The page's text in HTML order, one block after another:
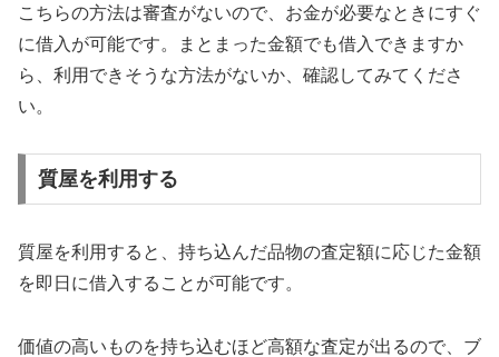
こちらの方法は審査がないので、お金が必要なときにすぐ
に借入が可能です。まとまった金額でも借入できますか
ら、利用できそうな方法がないか、確認してみてくださ
い。
質屋を利用する
質屋を利用すると、持ち込んだ品物の査定額に応じた金額
を即日に借入することが可能です。
価値の高いものを持ち込むほど高額な査定が出るので、ブ